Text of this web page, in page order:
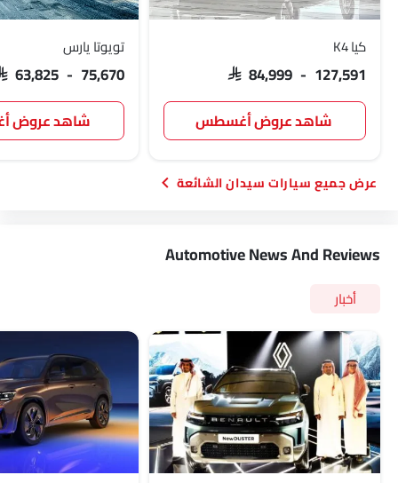
كيا K4
SAR 84,999 - 127,591
شاهد عروض أغسطس
تويوتا يارس
63,825 - 75,670
شاهد عروض
سيارات سيدان الشائعة
Automotive News And Reviews
أخبار